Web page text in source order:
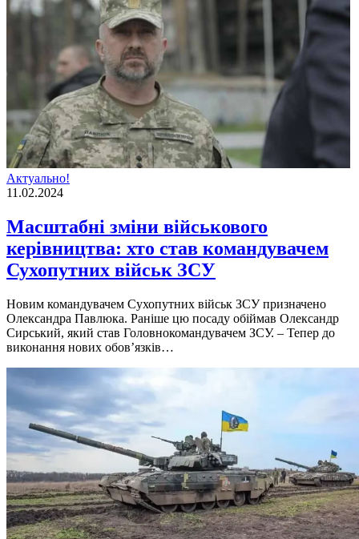
Актуально!
11.02.2024
Масштабні зміни військового
керівництва: хто став командувачем
Сухопутних військ ЗСУ
Новим командувачем Сухопутних військ ЗСУ призначено
Олександра Павлюка. Раніше цю посаду обіймав Олександр
Сирський, який став Головнокомандувачем ЗСУ. – Тепер до
виконання нових обовʼязків…